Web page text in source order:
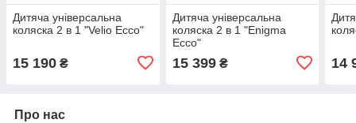
Дитяча універсальна
коляска 2 в 1 "Velio Ecco"
15 190 ₴
Дитяча універсальна
коляска 2 в 1 "Enigma
Ecco"
15 399₴ 14
Про нас